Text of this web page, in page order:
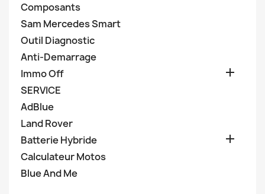
Composants
Sam Mercedes Smart
Outil Diagnostic
Anti-Demarrage
Immo Off

SERVICE
AdBlue
Land Rover
Batterie Hybride

Calculateur Motos
Blue And Me